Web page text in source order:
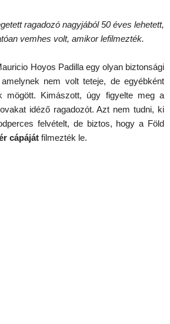
ragadozó nagyjából 50 éves lehetett,
vemhes volt, amikor lefilmezték.
Hoyos Padilla egy olyan biztonsági
nem volt teteje, de egyébként
mögött. Kimászott, úgy figyelte meg a
idéző ragadozót. Azt nem tudni, ki
felvételt, de biztos, hogy a Föld
cápáját filmezték le.